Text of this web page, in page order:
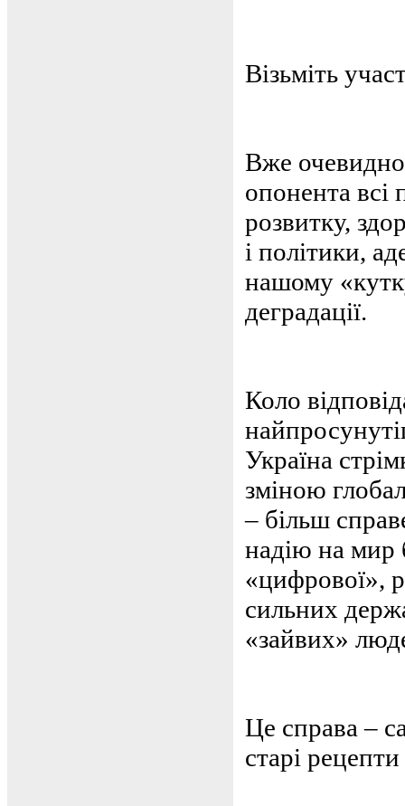
Візьміть
Вже
опонента всі
розвитку,
і політики,
нашому
деградації.
Коло
Україна
зміною
– більш
надію на мир
«цифрової»,
сильних
«зайвих»
Це справа –
старі